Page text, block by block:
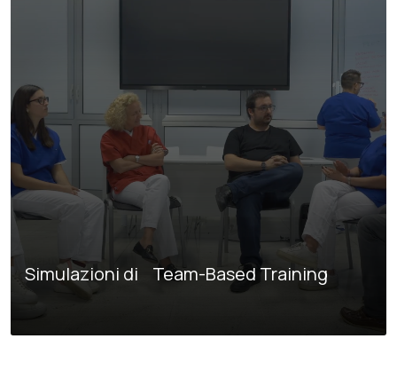
Simulazioni di Team-Based Training